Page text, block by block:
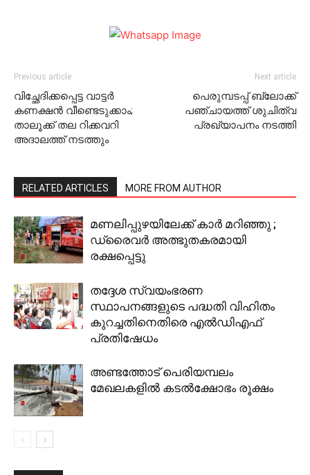
Previous article
വിച്ഛേദിക്കപ്പെട്ട വാട്ടര്‍
കണക്ഷന്‍ വീണ്ടെടുക്കാം;
താലൂക്ക് തല റിക്കവറി
അദാലത്ത് നടത്തും
Next article
പെരുമ്പടപ്പ് ബ്ലോക്ക്
പഞ്ചായത്ത് ശുചിത്വ
പ്രഖ്യാപനം നടത്തി
RELATED ARTICLES MORE FROM AUTHOR
മണലിപ്പുഴയിലേക്ക് കാര്‍ മറിഞ്ഞു ;
ഡ്രൈവര്‍ അത്ഭുതകരമായി
രക്ഷപ്പെട്ടു
തദ്ദേശ സ്വയംഭരണ
സ്ഥാപനങ്ങളുടെ പദ്ധതി വിഹിതം
കുറച്ചതിനെതിരെ എൽഡിഎഫ്
പ്രതിഷേധം
അണ്ടത്തോട് പെരിയമ്പലം
മേഖലകളില്‍ കടല്‍ക്ഷോഭം രൂക്ഷം